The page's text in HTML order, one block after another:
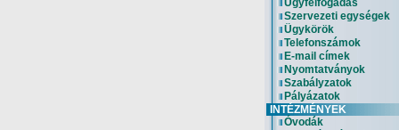
Ügyfélfogadás
Szervezeti egységek
Ügykörök
Telefonszámok
E-mail címek
Nyomtatványok
Szabályzatok
Pályázatok
INTÉZMÉNYEK
Óvodák